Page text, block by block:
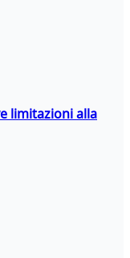
limitazioni alla